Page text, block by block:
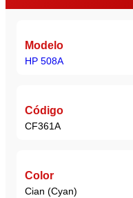
Modelo
HP 508A
Código
CF361A
Color
Cian (Cyan)